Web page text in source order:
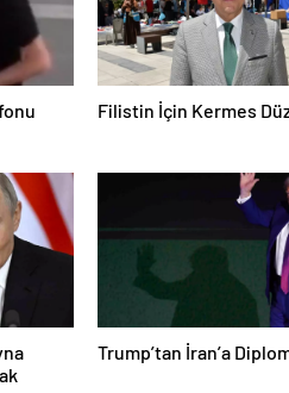
Filistin İçin Kermes
Trump’tan İran’a